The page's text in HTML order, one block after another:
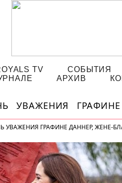
TV СОБЫТИЯ
АРХИВ
УВАЖЕНИЯ ГРАФИНЕ
УВАЖЕНИЯ ГРАФИНЕ ДАННЕР, ЖЕНЕ-